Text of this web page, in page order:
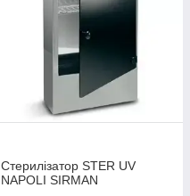
Стерилізатор STER UV
NAPOLI SIRMAN